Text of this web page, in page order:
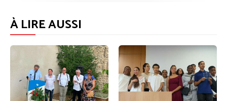
À LIRE AUSSI